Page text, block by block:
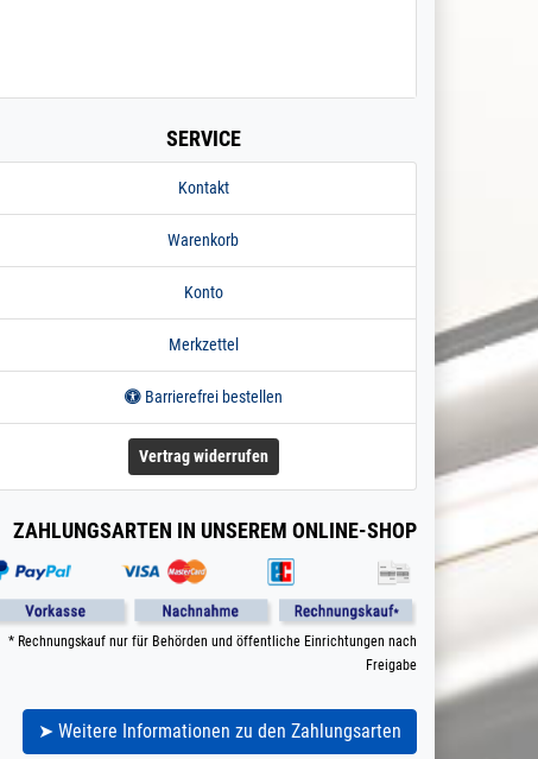
SERVICE
Kontakt
Warenkorb
Konto
Merkzettel
Barrierefrei bestellen
Vertrag widerrufen
ZAHLUNGSARTEN IN UNSEREM ONLINE-SHOP
* Rechnungskauf nur für Behörden und öffentliche Einrichtungen nach
Freigabe
➤ Weitere Informationen zu den Zahlungsarten